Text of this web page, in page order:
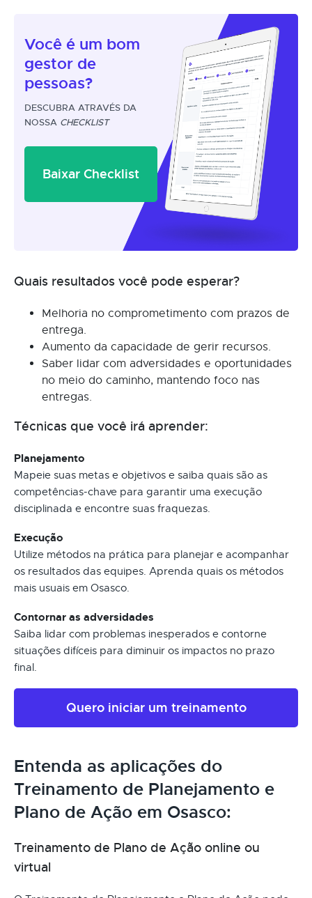
Você é um bom
gestor de
pessoas?
DESCUBRA ATRAVÉS DA
NOSSA CHECKLIST
Baixar Checklist
Quais resultados você pode esperar?
Melhoria no comprometimento com prazos de
entrega.
Aumento da capacidade de gerir recursos.
Saber lidar com adversidades e oportunidades
no meio do caminho, mantendo foco nas
entregas.
Técnicas que você irá aprender:
Planejamento
Mapeie suas metas e objetivos e saiba quais são as
competências-chave para garantir uma execução
disciplinada e encontre suas fraquezas.
Execução
Utilize métodos na prática para planejar e acompanhar
os resultados das equipes. Aprenda quais os métodos
mais usuais em Osasco.
Contornar as adversidades
Saiba lidar com problemas inesperados e contorne
situações difíceis para diminuir os impactos no prazo
final.
Quero iniciar um treinamento
Entenda as aplicações do
Treinamento de Planejamento e
Plano de Ação em Osasco:
Treinamento de Plano de Ação online ou
virtual